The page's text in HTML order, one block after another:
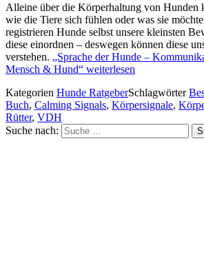
Alleine über die Körperhaltung von Hunden
wie die Tiere sich fühlen oder was sie
registrieren Hunde selbst unsere kleinsten
diese einordnen – deswegen können diese
verstehen. „Sprache der Hunde –
Mensch & Hund“ weiterlesen
Kategorien Hunde RatgeberSchlagwörter
Buch, Calming Signals, Körpersignale,
Rütter, VDH
Suche nach: